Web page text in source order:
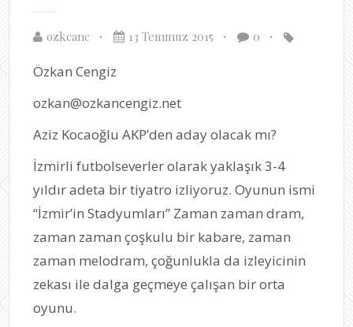
ozkcanc 13 Temmuz 2015 0
Özkan Cengiz
ozkan@ozkancengiz.net
Aziz Kocaoğlu AKP’den aday olacak mı?
İzmirli futbolseverler olarak yaklaşık 3-4
yıldır adeta bir tiyatro izliyoruz. Oyunun ismi
“İzmir’in Stadyumları” Zaman zaman dram,
zaman zaman çoşkulu bir kabare, zaman
zaman melodram, çoğunlukla da izleyicinin
zekası ile dalga geçmeye çalışan bir orta
oyunu.